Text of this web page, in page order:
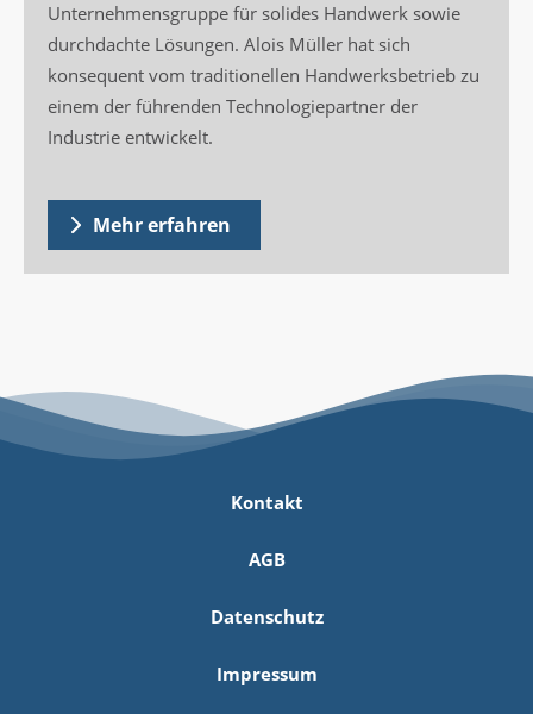
Unternehmensgruppe für solides Handwerk sowie
durchdachte Lösungen. Alois Müller hat sich
konsequent vom traditionellen Handwerksbetrieb zu
einem der führenden Technologiepartner der
Industrie entwickelt.
Mehr erfahren
Kontakt
AGB
Datenschutz
Impressum